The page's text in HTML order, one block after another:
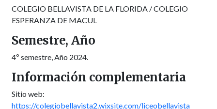
COLEGIO BELLAVISTA DE LA FLORIDA / COLEGIO
ESPERANZA DE MACUL
Semestre, Año
4º semestre, Año 2024.
Información complementaria
Sitio web:
https://colegiobellavista2.wixsite.com/liceobellavista